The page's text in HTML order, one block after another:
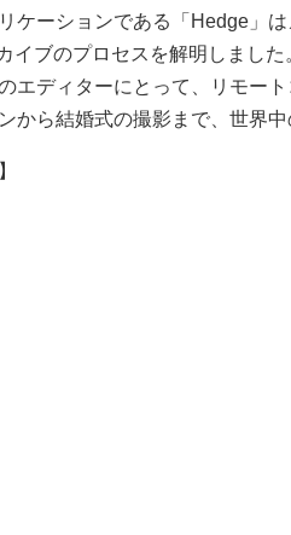
ケーションである「Hedge」
イブのプロセスを解明しまし
エディターにとって、リモー
から結婚式の撮影まで、世界